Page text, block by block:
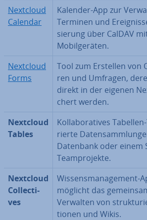
Nextcloud
Calendar
Kalender-App zur
Terminen und
sie­rung über CalDAV
Mo­bil­ge­rä­ten.
Nextcloud
Forms
Tool zum Erstellen von
ren und Umfragen,
direkt in der eigenen
chert werden.
Nextcloud
Tables
Kol­la­bo­ra­ti­ves
rier­te
Datenbank oder einem
Team­pro­jek­te.
Nextcloud
Coll­ec­ti­
ves
Wis­sens­ma­nage­ment-
mög­licht das
Verwalten von
tio­nen und Wikis.